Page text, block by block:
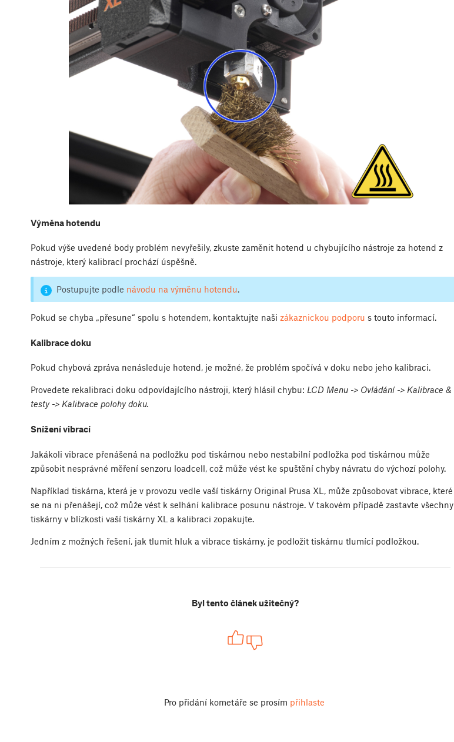
Výměna hotendu
Pokud výše uvedené body problém nevyřešily, zkuste zaměnit hotend u chybujícího nástroje za hotend z
nástroje, který kalibrací prochází úspěšně.
Postupujte podle návodu na výměnu hotendu.
Pokud se chyba „přesune“ spolu s hotendem, kontaktujte naši zákaznickou podporu s touto informací.
Kalibrace doku
Pokud chybová zpráva nenásleduje hotend, je možné, že problém spočívá v doku nebo jeho kalibraci.
Provedete rekalibraci doku odpovídajícího nástroji, který hlásil chybu: LCD Menu -> Ovládání -> Kalibrace &
testy -> Kalibrace polohy doku.
Snížení vibrací
Jakákoli vibrace přenášená na podložku pod tiskárnou nebo nestabilní podložka pod tiskárnou může
způsobit nesprávné měření senzoru loadcell, což může vést ke spuštění chyby návratu do výchozí polohy.
Například tiskárna, která je v provozu vedle vaší tiskárny Original Prusa XL, může způsobovat vibrace, které
se na ni přenášejí, což může vést k selhání kalibrace posunu nástroje. V takovém případě zastavte všechny
tiskárny v blízkosti vaší tiskárny XL a kalibraci zopakujte.
Jedním z možných řešení, jak tlumit hluk a vibrace tiskárny, je podložit tiskárnu tlumící podložkou.
Byl tento článek užitečný?
Pro přidání kometáře se prosím přihlaste